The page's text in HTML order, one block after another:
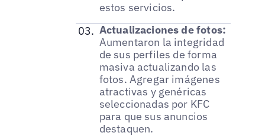
estos servicios.
Actualizaciones de fotos:
Aumentaron la integridad
de sus perfiles de forma
masiva actualizando las
fotos. Agregar imágenes
atractivas y genéricas
seleccionadas por KFC
para que sus anuncios
destaquen.